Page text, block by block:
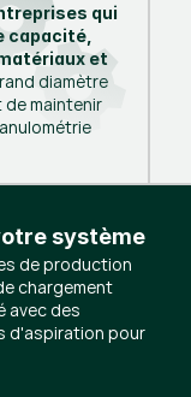
système
de production
chargement
avec des
d'aspiration pour
qui
capacité,
et
diamètre
maintenir